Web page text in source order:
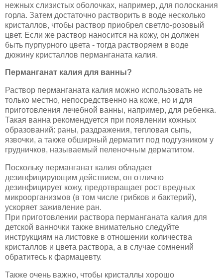
нежных слизистых оболочках, например, для полоскания
горла. Затем достаточно растворить в воде несколько
кристаллов, чтобы раствор приобрел светло-розовый
цвет. Если же раствор наносится на кожу, он должен
быть пурпурного цвета - тогда растворяем в воде
дюжину кристаллов перманганата калия.
Перманганат калия для ванны?
Раствор перманганата калия можно использовать не
только местно, непосредственно на коже, но и для
приготовления лечебной ванны, например, для ребенка.
Такая ванна рекомендуется при появлении кожных
образований: раны, раздражения, тепловая сыпь,
язвочки, а также обширный дерматит под подгузником у
грудничков, называемый пеленочным дерматитом.
Поскольку перманганат калия обладает
дезинфицирующим действием, он отлично
дезинфицирует кожу, предотвращает рост вредных
микроорганизмов (в том числе грибков и бактерий),
ускоряет заживление ран.
При приготовлении раствора перманганата калия для
детской ванночки также внимательно следуйте
инструкциям на листовке в отношении количества
кристаллов и цвета раствора, а в случае сомнений
обратитесь к фармацевту.
Также очень важно, чтобы кристаллы хорошо